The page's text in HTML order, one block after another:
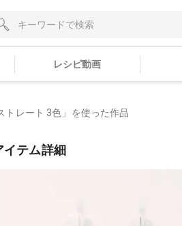
レシピ動画
トレート 3色」を使った作品
イテム詳細